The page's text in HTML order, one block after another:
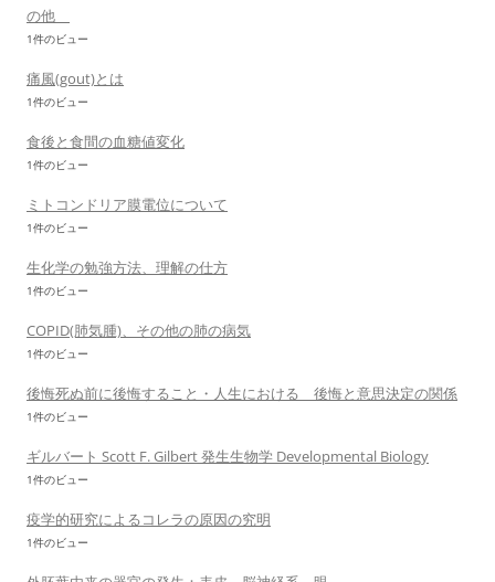
の他
1件のビュー
痛風(gout)とは
1件のビュー
食後と食間の血糖値変化
1件のビュー
ミトコンドリア膜電位について
1件のビュー
生化学の勉強方法、理解の仕方
1件のビュー
COPID(肺気腫)、その他の肺の病気
1件のビュー
後悔死ぬ前に後悔すること・人生における 後悔と意思決定の関係
1件のビュー
ギルバート Scott F. Gilbert 発生生物学 Developmental Biology
1件のビュー
疫学的研究によるコレラの原因の究明
1件のビュー